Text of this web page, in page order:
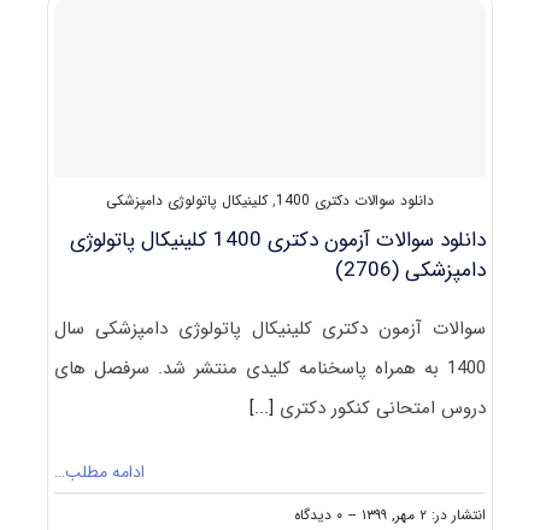
دانلود سوالات دکتری 1400 ,کلینیکال پاتولوژی دامپزشکی
دانلود سوالات آزمون دکتری 1400 کلینیکال پاتولوژی
دامپزشکی (2706)
سوالات آزمون دکتری کلینیکال پاتولوژی دامپزشکی سال
1400 به همراه پاسخنامه کلیدی منتشر شد. سرفصل های
دروس امتحانی کنکور دکتری [...]
ادامه مطلب…
انتشار در: ۲ مهر, ۱۳۹۹ -- ۰ دیدگاه
on